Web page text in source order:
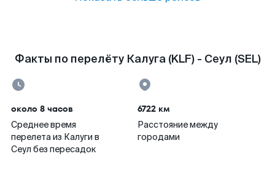
Факты по перелёту Калуга (KLF) - Сеул (SEL)
около 8 часов
Среднее время
перелета из Калуги в
Сеул без пересадок
6722 км
Расстояние между
городами